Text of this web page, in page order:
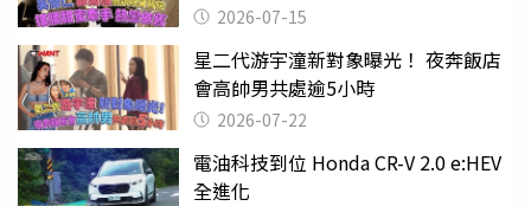
2026-07-15
星二代游宇潼新對象曝光！ 夜奔飯店
會高帥男共處逾5小時
2026-07-22
電油科技到位 Honda CR-V 2.0 e:HEV
全進化